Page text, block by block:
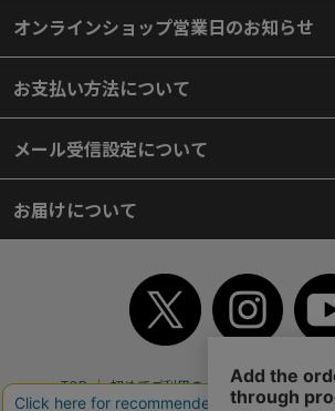
オンラインショップ営業日のお知らせ
お支払い方法について
メール受信設定について
お届けについて
TOP 初めてご利用のお客様へ ご利用
個人情報保護方針
特定商取引法